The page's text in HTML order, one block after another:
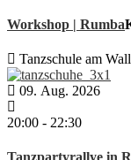
Workshop | Rumba
Tanzschule am Wall
09. Aug. 2026
20:00 - 22:30